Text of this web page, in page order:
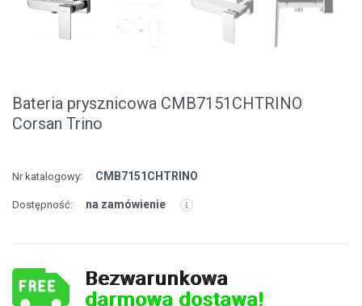
Bateria prysznicowa CMB7151CHTRINO
Corsan Trino
Nr katalogowy: CMB7151CHTRINO
Dostępność: na zamówienie
Bezwarunkowa
darmowa dostawa!